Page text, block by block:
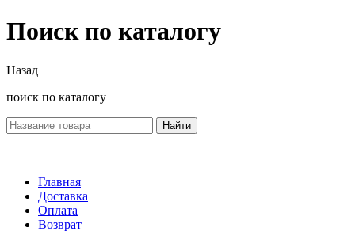
Поиск по каталогу
Назад
поиск по каталогу
Найти
Главная
Доставка
Оплата
Возврат